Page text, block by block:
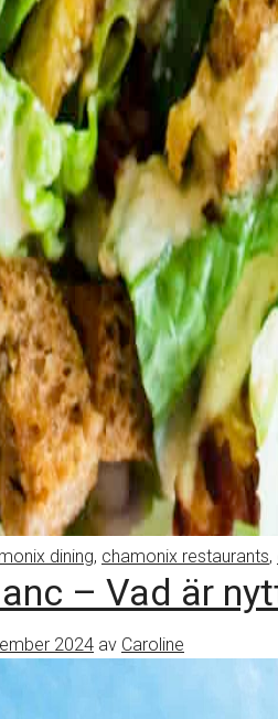
dining, chamonix restaurants,
– Vad är
2024 av Caroline